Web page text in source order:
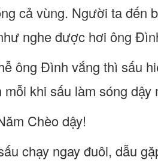
cả vùng. Người ta
nghe được hơi ông
ông Đình vắng thì sấu
khi sấu làm sóng
Chèo dậy!
chạy ngay đuôi, dẫu